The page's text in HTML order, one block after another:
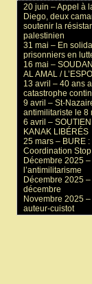
20 juin –Appel à
Diego, deux
soutenir la
palestinien
31 mai – En
prisonniers en
16 mai –
AL AMAL /
13 avril – 40 ans
catastrophe
9 avril – St-
antimilitariste le 8
6 avril –
KANAK LIBÉRÉS
25 mars – BURE
Coordination
Décembre 2025 –
l’antimilitarisme
Décembre 2025 –
décembre
Novembre 2025 –
auteur-cuistot